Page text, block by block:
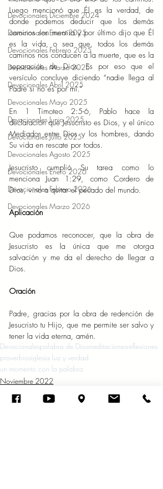
Devocionales Diciembre 2024
Devocionales Enero 2025
Devocionales Febrero 2025
Devocionales Marzo 2025
Devocionales Abril 2025
Devocionales Mayo 2025
Devocionales Junio 2025
Devocionales Julio 2025
Devocionales Agosto 2025
Devocionales Enero 2026
Devocionales Febrero 2026
Devocionales Marzo 2026
Luego mencionó que Él es la verdad, de
donde podemos deducir que los demás
caminos son mentira y por último dijo que Él
es la vida, o sea que, todos los demás
caminos nos conducen a la muerte, que es la
separación de Dios. Es por eso que el
versículo concluye diciendo “nadie llega al
Padre si no es por mí.”
En 1 Timoteo 2:5-6, Pablo hace la
declaración que Jesucristo es Dios, y el único
Mediador entre Dios y los hombres, dando
Su vida en rescate por todos.
Jesucristo cumplió Su tarea como lo
menciona Juan 1:29, como Cordero de
Dios, vino a quitar el pecado del mundo.
Aplicación
Que podamos reconocer, que la obra de
Jesucristo es la única que me otorga
salvación y me da el derecho de llegar a
Dios.
Oración
Padre, gracias por la obra de redención de
Jesucristo tu Hijo, que me permite ser salvo y
tener la vida eterna, amén.
Devocionalespalabra de Diosmeditacionesreflexiones
proverbiosiglesia luz y verdad
un momento con la palabra
Noviembre 2022